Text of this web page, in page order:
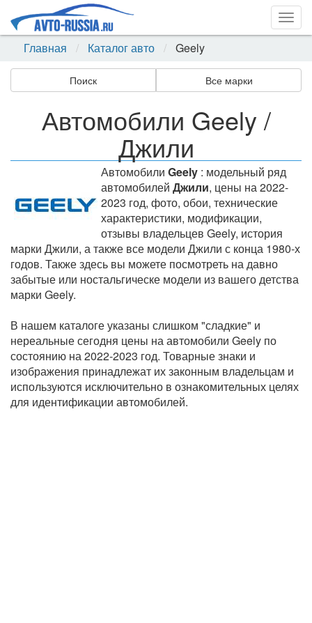
Главная
Каталог авто Geely
Поиск Все марки
Автомобили Geely /
Джили
Автомобили Geely : модельный ряд
автомобилей Джили, цены на 2022-
2023 год, фото, обои, технические
характеристики, модификации,
отзывы владельцев Geely, история
марки Джили, а также все модели Джили с конца 1980-х
годов. Также здесь вы можете посмотреть на давно
забытые или ностальгическе модели из вашего детства
марки Geely.
В нашем каталоге указаны слишком "сладкие" и
нереальные сегодня цены на автомобили Geely по
состоянию на 2022-2023 год. Товарные знаки и
изображения принадлежат их законным владельцам и
используются исключительно в ознакомительных целях
для идентификации автомобилей.